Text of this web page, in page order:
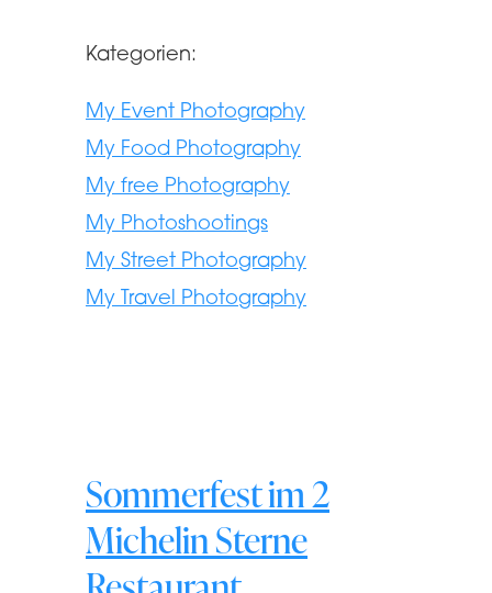
Kategorien:
My Event Photography
My Food Photography
My free Photography
My Photoshootings
My Street Photography
My Travel Photography
Sommerfest im 2
Michelin Sterne